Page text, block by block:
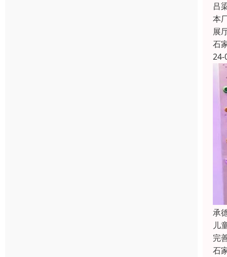
吕
本
展
石
24-
承
儿
完
石